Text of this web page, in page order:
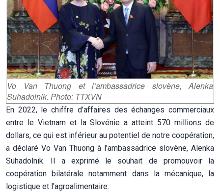
Vo Van Thuong et l’ambassadrice slovène, Alenka
Suhadolnik. Photo: TTXVN
En 2022, le chiffre d’affaires des échanges commerciaux
entre le Vietnam et la Slovénie a atteint 570 millions de
dollars, ce qui est inférieur au potentiel de notre coopération,
a déclaré Vo Van Thuong à l’ambassadrice slovène, Alenka
Suhadolnik. Il a exprimé le souhait de promouvoir la
coopération bilatérale notamment dans la mécanique, la
logistique et l'agroalimentaire.